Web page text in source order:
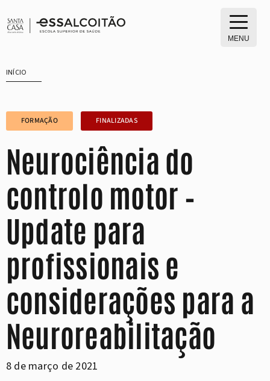
para
MENU
INÍCIO
FORMAÇÃO FINALIZADAS
Neurociência do
controlo motor –
Update para
profissionais e
considerações para a
Neuroreabilitação
8 de março de 2021